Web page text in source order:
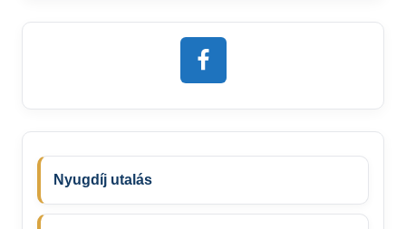
Nyugdíj utalás